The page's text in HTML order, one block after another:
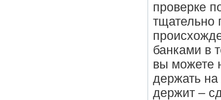
проверке
тщательно
банками в
вы можете
держать на
держит –